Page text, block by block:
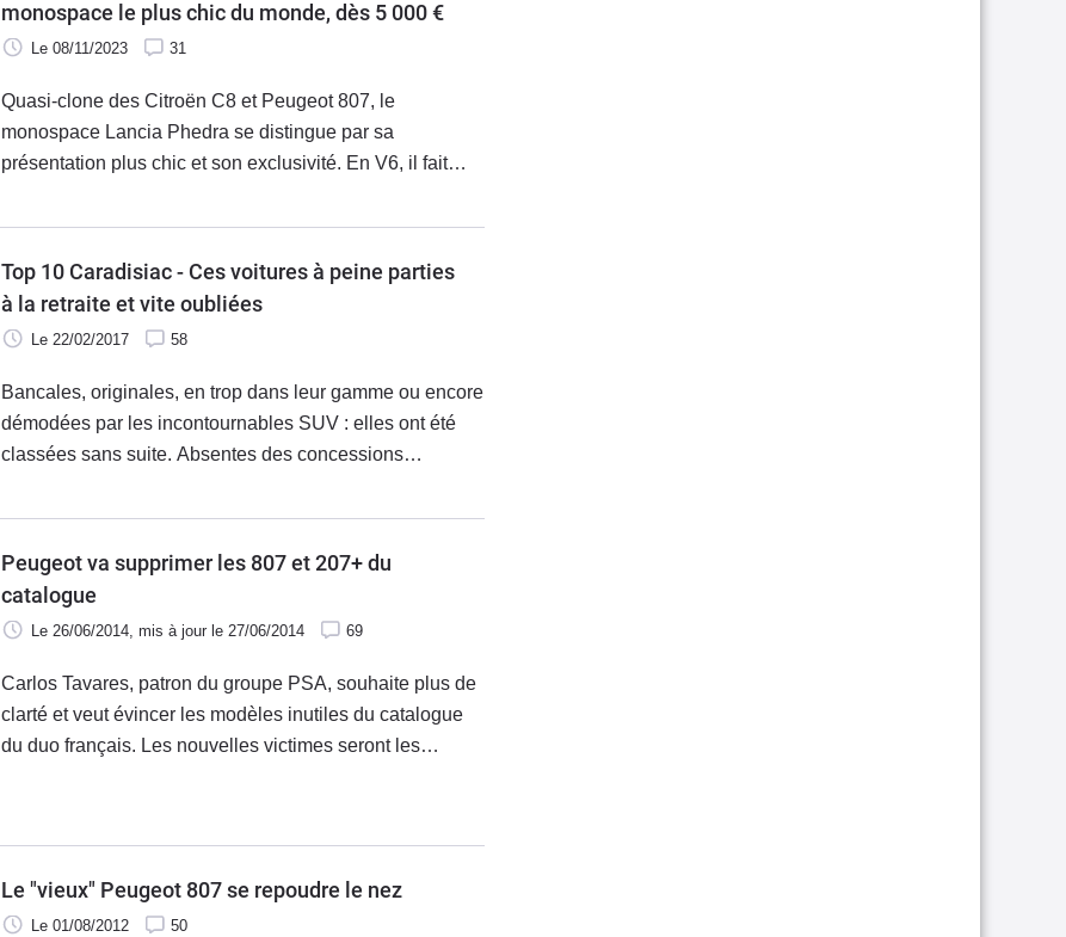
monospace le plus chic du monde, dès 5 000 €
Le 08/11/2023 31
Quasi-clone des Citroën C8 et Peugeot 807, le
monospace Lancia Phedra se distingue par sa
présentation plus chic et son exclusivité. En V6, il fait
aujourd’hui accessible pour une somme dérisoire. Quand
Top 10 Caradisiac - Ces voitures à peine parties
à la retraite et vite oubliées
Le 22/02/2017 58
Bancales, originales, en trop dans leur gamme ou encore
démodées par les incontournables SUV : elles ont été
classées sans suite. Absentes des concessions
ont aussi quasiment quitté nos mémoires. Elles se
on les croise dans la rue.
Peugeot va supprimer les 807 et 207+ du
catalogue
Le 26/06/2014, mis à jour le 27/06/2014 69
Carlos Tavares, patron du groupe PSA, souhaite plus de
clarté et veut évincer les modèles inutiles du catalogue
du duo français. Les nouvelles victimes seront les
Le "vieux" Peugeot 807 se repoudre le nez
Le 01/08/2012 50